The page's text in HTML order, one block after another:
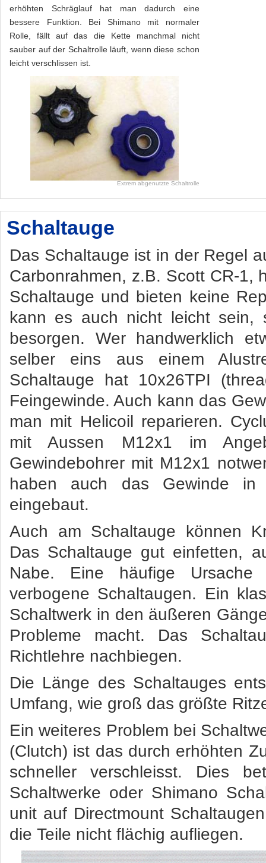
erhöhten Schräglauf hat man dadurch eine
bessere Funktion. Bei Shimano mit normaler
Rolle, fällt auf das die Kette manchmal nicht
sauber auf der Schaltrolle läuft, wenn diese schon
leicht verschlissen ist.
Extrem abgenutzte Schaltrolle
Schaltauge
Das Schaltauge ist in der Regel
Carbonrahmen, z.B. Scott CR-1,
Schaltauge und bieten keine
kann es auch nicht leicht sein,
besorgen. Wer handwerklich
selber eins aus einem
Schaltauge hat 10x26TPI
Feingewinde. Auch kann das
man mit Helicoil reparieren.
mit Aussen M12x1 im
Gewindebohrer mit M12x1
haben auch das Gewinde
eingebaut.
Auch am Schaltauge können
Das Schaltauge gut einfetten,
Nabe. Eine häufige Ursache
verbogene Schaltaugen. Ein
Schaltwerk in den äußeren
Probleme macht. Das
Richtlehre nachbiegen.
Die Länge des Schaltauges
Umfang, wie groß das größte
Ein weiteres Problem bei
(Clutch) ist das durch erhöhten
schneller verschleisst. Dies
Schaltwerke oder Shimano
unit auf Directmount
die Teile nicht flächig aufliegen.